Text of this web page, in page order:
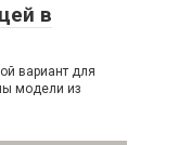
в
вариант для
модели из